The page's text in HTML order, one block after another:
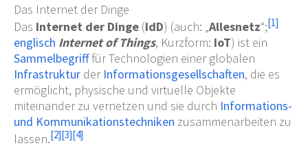
Das Internet der Dinge
Das Internet der Dinge (IdD) (auch: „Allesnetz“;[1]
englisch Internet of Things, Kurzform: IoT) ist ein
Sammelbegrifffür Technologien einer globalen
Infrastruktur der Informationsgesellschaften, die es
ermöglicht, physische und virtuelle Objekte
miteinander zu vernetzen und sie durch Informations-
und Kommunikationstechniken zusammenarbeiten zu
lassen.[2][3][4]